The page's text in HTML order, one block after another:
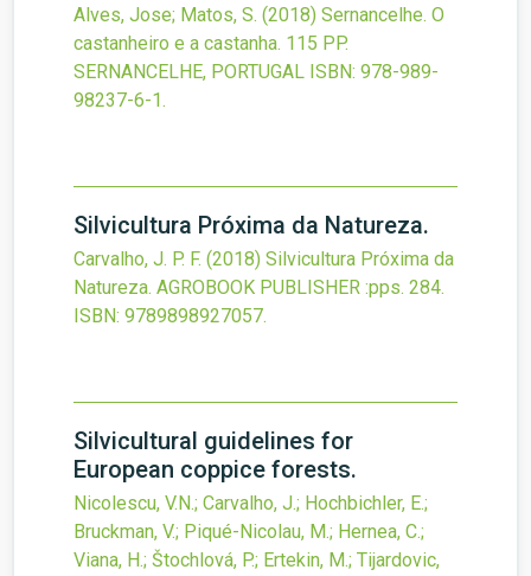
Alves, Jose; Matos, S. (2018) Sernancelhe. O
castanheiro e a castanha. 115 PP.
SERNANCELHE, PORTUGAL ISBN: 978-989-
98237-6-1.
Silvicultura Próxima da Natureza.
Carvalho, J. P. F. (2018) Silvicultura Próxima da
Natureza. AGROBOOK PUBLISHER :pps. 284.
ISBN: 9789898927057.
Silvicultural guidelines for
European coppice forests.
Nicolescu, V.N.; Carvalho, J.; Hochbichler, E.;
Bruckman, V.; Piqué-Nicolau, M.; Hernea, C.;
Viana, H.; Štochlová, P.; Ertekin, M.; Tijardovic,